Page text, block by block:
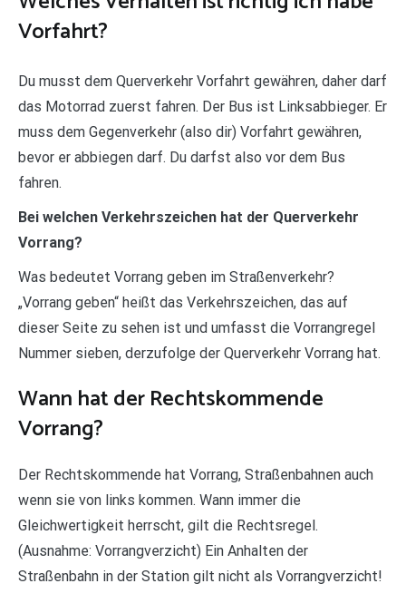
Vorfahrt?
Du musst dem Querverkehr Vorfahrt gewähren, daher darf
das Motorrad zuerst fahren. Der Bus ist Linksabbieger. Er
muss dem Gegenverkehr (also dir) Vorfahrt gewähren,
bevor er abbiegen darf. Du darfst also vor dem Bus
fahren.
Bei welchen Verkehrszeichen hat der Querverkehr
Vorrang?
Was bedeutet Vorrang geben im Straßenverkehr?
„Vorrang geben“ heißt das Verkehrszeichen, das auf
dieser Seite zu sehen ist und umfasst die Vorrangregel
Nummer sieben, derzufolge der Querverkehr Vorrang hat.
Wann hat der Rechtskommende
Vorrang?
Der Rechtskommende hat Vorrang, Straßenbahnen auch
wenn sie von links kommen. Wann immer die
Gleichwertigkeit herrscht, gilt die Rechtsregel.
(Ausnahme: Vorrangverzicht) Ein Anhalten der
Straßenbahn in der Station gilt nicht als Vorrangverzicht!